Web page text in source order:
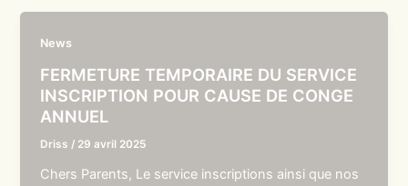
News
FERMETURE TEMPORAIRE DU SERVICE
INSCRIPTION POUR CAUSE DE CONGE
ANNUEL
Driss / 29 avril 2025
Chers Parents, Le service inscriptions ainsi que nos